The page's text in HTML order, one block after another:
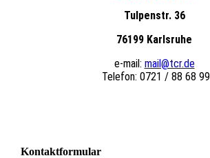
Tulpenstr. 36
76199 Karlsruhe
e-mail: mail@tcr.de
Telefon: 0721 / 88 68 99
Kontaktformular